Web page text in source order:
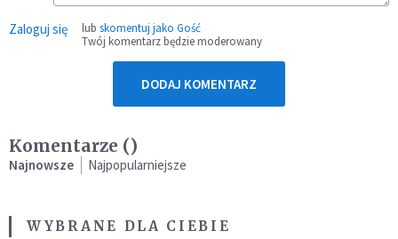
Zaloguj się lub skomentuj jako Gość
Twój komentarz będzie moderowany
DODAJ KOMENTARZ
Komentarze ()
Najnowsze Najpopularniejsze
WYBRANE DLA CIEBIE